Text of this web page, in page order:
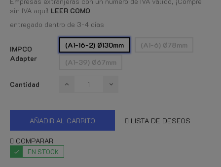
sin IVA aquí! LEER COMO
entregado dentro de 3-4 días
IMPCO
Adapter
(A1-16-2) Ø130mm
(A1-6) Ø78mm
(A1-39) Ø67mm
Cantidad
AÑADIR AL CARRITO LISTA DE DESEOS
COMPARAR
EN STOCK